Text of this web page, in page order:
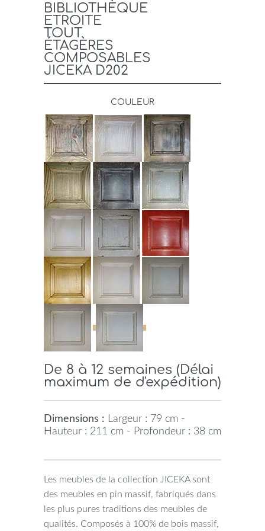
BIBLIOTHÈQUE
ETROITE
TOUT
ÉTAGÈRES
COMPOSABLES
JICEKA D202
COULEUR
De 8 à 12 semaines (Délai
maximum de d'expédition)
Dimensions : Largeur : 79 cm -
Hauteur : 211 cm - Profondeur : 38 cm
Les meubles de la collection JICEKA sont
des meubles en pin massif, fabriqués dans
les plus pures traditions des meubles de
qualités. Composés à 100% de bois massif,